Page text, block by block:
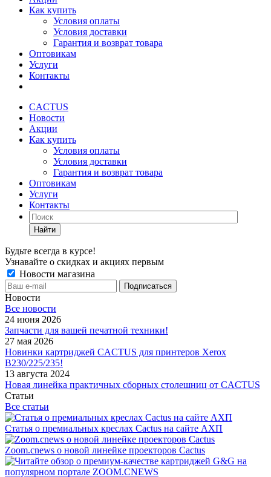
Как купить
Условия оплаты
Условия доставки
Гарантия и возврат товара
Оптовикам
Услуги
Контакты
CACTUS
Новости
Акции
Как купить
Условия оплаты
Условия доставки
Гарантия и возврат товара
Оптовикам
Услуги
Контакты
Найти
Будьте всегда в курсе!
Узнавайте о скидках и акциях первым
Новости магазина
Новости
Все новости
24 июня 2026
Запчасти для вашей печатной техники!
27 мая 2026
Новинки картриджей CACTUS для принтеров Xerox
B230/225/235!
13 августа 2024
Новая линейка практичных сборных столешниц от CACTUS
Статьи
Все статьи
Статья о премиальных креслах Cactus на сайте АХП
Zoom.cnews о новой линейке проекторов Cactus